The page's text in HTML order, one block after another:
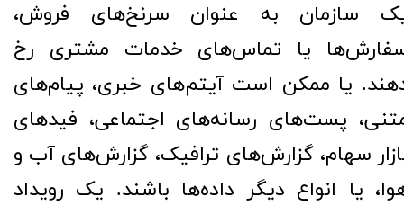
سازمان به عنوان سرنخ‌های فروش،
یا تماس‌های خدمات مشتری رخ
یا ممکن است آیتم‌های خبری، پیام‌های
پست‌های رسانه‌های اجتماعی، فیدهای
سهام، گزارش‌های ترافیک، گزارش‌های آب و
یا انواع دیگر داده‌ها باشند. یک رویداد